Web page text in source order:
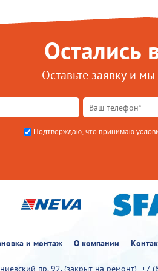
Остались
Оставьте заявку и
Подтверждаю, что принимаю
и монтаж О компании
пр. 92. (закрыт на ремонт) +7